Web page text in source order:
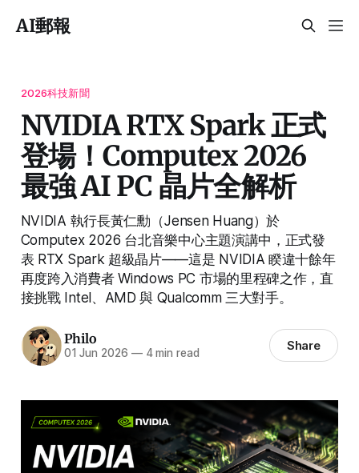
AI郵報
2026科技新聞
NVIDIA RTX Spark 正式
登場！Computex 2026
最強 AI PC 晶片全解析
NVIDIA 執行長黃仁勳（Jensen Huang）於
Computex 2026 台北音樂中心主題演講中，正式發
表 RTX Spark 超級晶片——這是 NVIDIA 睽違十餘年
再度跨入消費者 Windows PC 市場的里程碑之作，直
接挑戰 Intel、AMD 與 Qualcomm 三大對手。
Philo
01 Jun 2026 —4 min read Share